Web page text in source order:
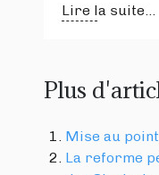
Lire la suite...
Plus
Mise au point
La reforme